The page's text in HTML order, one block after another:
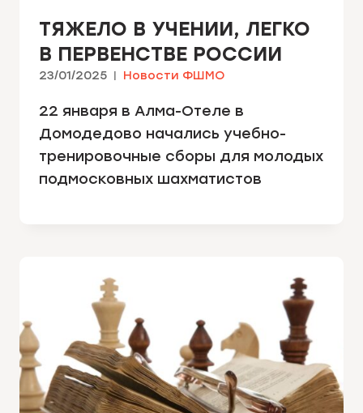
ТЯЖЕЛО В УЧЕНИИ, ЛЕГКО
В ПЕРВЕНСТВЕ РОССИИ
23/01/2025 Новости ФШМО
22 января в Алма-Отеле в
Домодедово начались учебно-
тренировочные сборы для молодых
подмосковных шахматистов